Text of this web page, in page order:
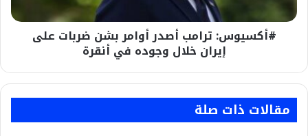
خلال
وجوده#أكسيوس: ترامب أصدر أوامر بشن ضربات على
إيران خلال وجوده في أنقرة
مقالات ذات صلة